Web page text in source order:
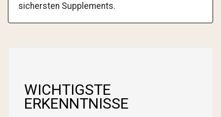
sichersten Supplements.
WICHTIGSTE
ERKENNTNISSE